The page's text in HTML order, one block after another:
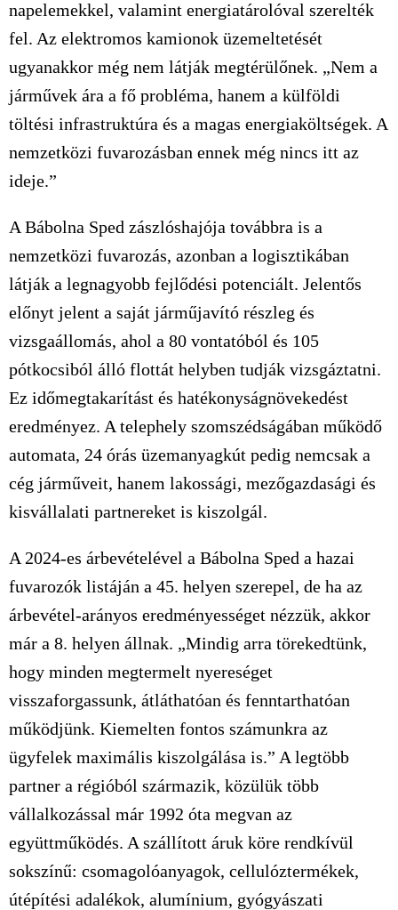
napelemekkel, valamint energiatárolóval szerelték
fel. Az elektromos kamionok üzemeltetését
ugyanakkor még nem látják megtérülőnek. „Nem a
járművek ára a fő probléma, hanem a külföldi
töltési infrastruktúra és a magas energiaköltségek. A
nemzetközi fuvarozásban ennek még nincs itt az
ideje.”
A Bábolna Sped zászlóshajója továbbra is a
nemzetközi fuvarozás, azonban a logisztikában
látják a legnagyobb fejlődési potenciált. Jelentős
előnyt jelent a saját járműjavító részleg és
vizsgaállomás, ahol a 80 vontatóból és 105
pótkocsiból álló flottát helyben tudják vizsgáztatni.
Ez időmegtakarítást és hatékonyságnövekedést
eredményez. A telephely szomszédságában működő
automata, 24 órás üzemanyagkút pedig nemcsak a
cég járműveit, hanem lakossági, mezőgazdasági és
kisvállalati partnereket is kiszolgál.
A 2024-es árbevételével a Bábolna Sped a hazai
fuvarozók listáján a 45. helyen szerepel, de ha az
árbevétel-arányos eredményességet nézzük, akkor
már a 8. helyen állnak. „Mindig arra törekedtünk,
hogy minden megtermelt nyereséget
visszaforgassunk, átláthatóan és fenntarthatóan
működjünk. Kiemelten fontos számunkra az
ügyfelek maximális kiszolgálása is.” A legtöbb
partner a régióból származik, közülük több
vállalkozással már 1992 óta megvan az
együttműködés. A szállított áruk köre rendkívül
sokszínű: csomagolóanyagok, cellulóztermékek,
útépítési adalékok, alumínium, gyógyászati